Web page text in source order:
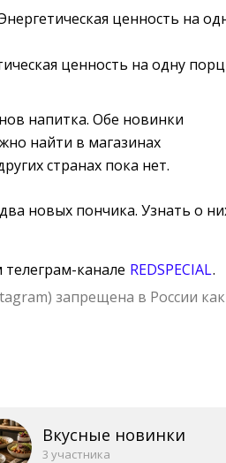
ценность на
ценность на одну
напитка. Обе новинки
найти в магазинах
странах пока нет.
новых пончика. Узнать о
канале REDSPECIAL.
запрещена в России как
Вкусные новинки
3 участника